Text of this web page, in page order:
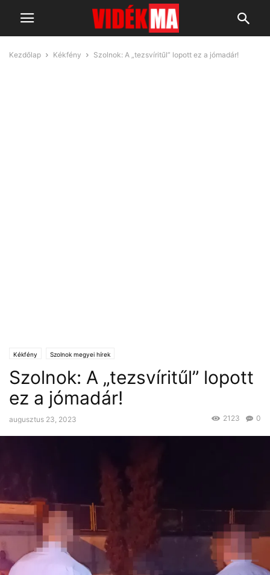
Kezdőlap Kékfény Szolnok: A „tezsvíritűl” lopott ez a jómadár!
Kékfény Szolnok megyei hírek
Szolnok: A „tezsvíritűl” lopott
ez a jómadár!
augusztus 23, 2023 0
2123